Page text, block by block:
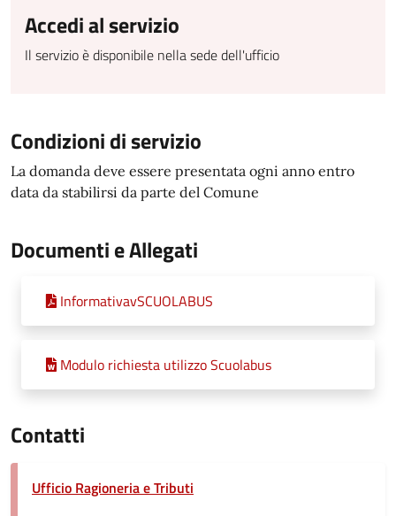
Accedi al servizio
Il servizio è disponibile nella sede dell'ufficio
Condizioni di servizio
La domanda deve essere presentata ogni anno entro
data da stabilirsi da parte del Comune
Documenti e Allegati
InformativavSCUOLABUS
Modulo richiesta utilizzo Scuolabus
Contatti
Ufficio Ragioneria e Tributi